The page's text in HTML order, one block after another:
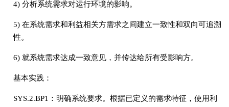
4) 分析系统需求对运行环境的影响。
5) 在系统需求和利益相关方需求之间建立一致性和双向可追溯
性。
6) 就系统需求达成一致意见，并传达给所有受影响方。
基本实践：
SYS.2.BP1：明确系统要求。根据已定义的需求特征，使用利